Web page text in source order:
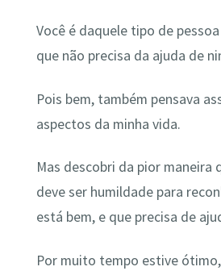
Você é daquele tipo de
que não precisa da ajuda de
Pois bem, também pensava
aspectos da minha vida.
Mas descobri da pior maneira
deve ser humildade para
está bem, e que precisa de
Por muito tempo estive